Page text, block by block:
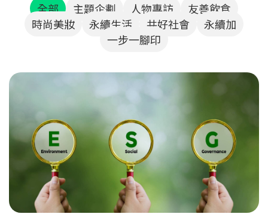
全部 主題企劃 人物專訪
友善飲食
時尚美妝
永續生活 共好社會
永續加
一步一腳印